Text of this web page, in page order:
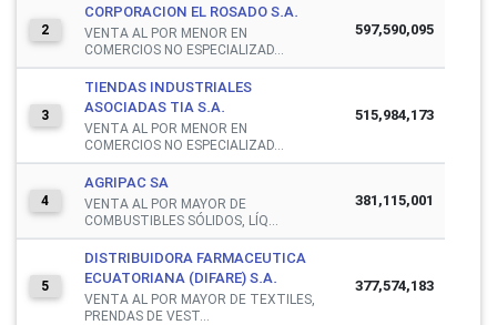
2
CORPORACION EL ROSADO S.A.
VENTA AL POR MENOR EN
COMERCIOS NO ESPECIALIZAD...
597,590,095
3
TIENDAS INDUSTRIALES
ASOCIADAS TIA S.A.
VENTA AL POR MENOR EN
COMERCIOS NO ESPECIALIZAD...
515,984,173
4
AGRIPAC SA
VENTA AL POR MAYOR DE
COMBUSTIBLES SÓLIDOS, LÍQ...
381,115,001
5
DISTRIBUIDORA FARMACEUTICA
ECUATORIANA (DIFARE) S.A.
VENTA AL POR MAYOR DE TEXTILES,
PRENDAS DE VEST...
377,574,183